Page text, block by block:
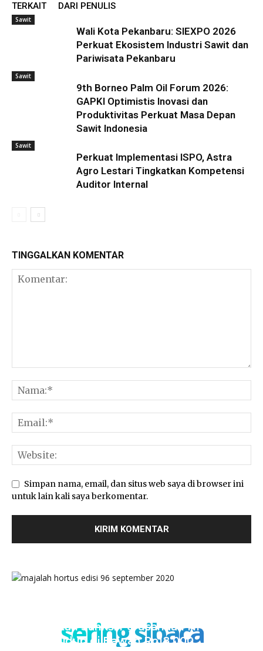
TERKAIT DARI PENULIS
Sawit
Wali Kota Pekanbaru: SIEXPO 2026
Perkuat Ekosistem Industri Sawit dan
Pariwisata Pekanbaru
Sawit
9th Borneo Palm Oil Forum 2026:
GAPKI Optimistis Inovasi dan
Produktivitas Perkuat Masa Depan
Sawit Indonesia
Sawit
Perkuat Implementasi ISPO, Astra
Agro Lestari Tingkatkan Kompetensi
Auditor Internal
TINGGALKAN KOMENTAR
Simpan nama, email, dan situs web saya di browser ini
untuk lain kali saya berkomentar.
sering sibaca
Kementan Sanksi Perusahaan NH, Jual
Ayam Hidup di Bawah Rp18.000